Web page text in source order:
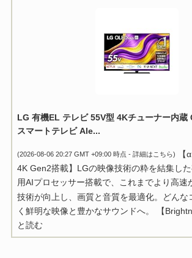
LG 有機EL テレビ 55V型 4Kチューナー内蔵
スマートテレビ Ale...
(2026-08-06 20:27 GMT +09:00 時点 - 詳細はこちら)
4K Gen2搭載】LGの映像技術の粋を結集し
用AIプロセッサー搭載で、これまでより高速
技術が向上し、画質と音質を最適化。どんな
く鮮明な映像と豊かなサウンドへ。 【
と読む